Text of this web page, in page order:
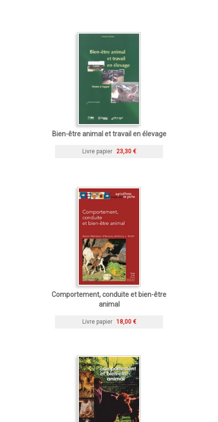
Bien-être animal et travail en élevage
Livre papier 23,30 €
Comportement, conduite et bien-être
animal
Livre papier 18,00 €